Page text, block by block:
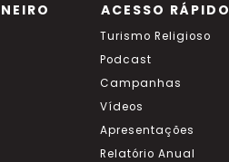
ACESSO RÁPIDO
Turismo Religioso
Podcast
Campanhas
Vídeos
Apresentações
Relatório Anual